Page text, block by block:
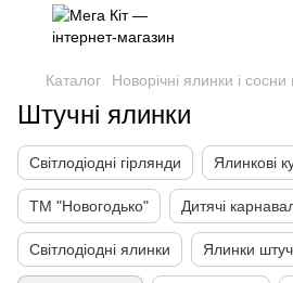
Каталог Новорічні ялинки і сосни
Штучні ялинки
Світлодіодні гірлянди Ялинкові
ТМ "Новогодько" Дитячі
Світлодіодні ялинки Ялинки